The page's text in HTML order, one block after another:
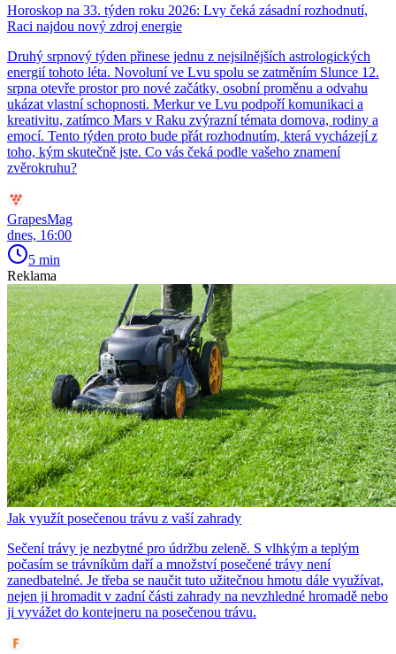
Horoskop na 33. týden roku 2026: Lvy čeká zásadní rozhodnutí,
Raci najdou nový zdroj energie
Druhý srpnový týden přinese jednu z nejsilnějších astrologických
energií tohoto léta. Novoluní ve Lvu spolu se zatměním Slunce 12.
srpna otevře prostor pro nové začátky, osobní proměnu a odvahu
ukázat vlastní schopnosti. Merkur ve Lvu podpoří komunikaci a
kreativitu, zatímco Mars v Raku zvýrazní témata domova, rodiny a
emocí. Tento týden proto bude přát rozhodnutím, která vycházejí z
toho, kým skutečně jste. Co vás čeká podle vašeho znamení
zvěrokruhu?
GrapesMag
dnes, 16:00
5 min
Reklama
Jak využít posečenou trávu z vaší zahrady
Sečení trávy je nezbytné pro údržbu zeleně. S vlhkým a teplým
počasím se trávníkům daří a množství posečené trávy není
zanedbatelné. Je třeba se naučit tuto užitečnou hmotu dále využívat,
nejen ji hromadit v zadní části zahrady na nevzhledné hromadě nebo
ji vyvážet do kontejneru na posečenou trávu.